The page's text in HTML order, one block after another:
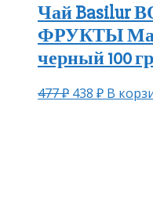
Чай
ФРУКТЫ
черный 100
477₽ 438 ₽ В